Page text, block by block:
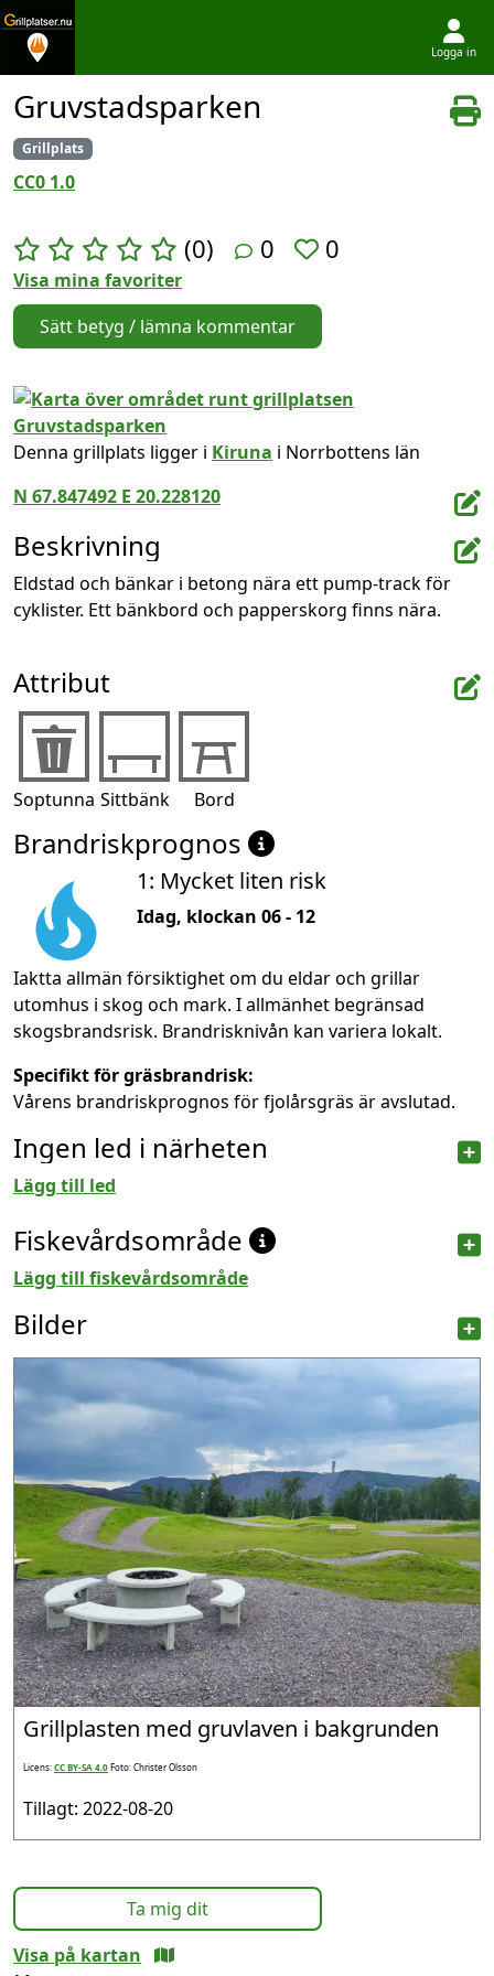
Logga in
Gruvstadsparken
Grillplats
CC0 1.0
(0) 0 0
Visa mina favoriter
Sätt betyg / lämna kommentar
Denna grillplats ligger i Kiruna i Norrbottens län
N 67.847492 E 20.228120
Beskrivning
Eldstad och bänkar i betong nära ett pump-track för
cyklister. Ett bänkbord och papperskorg finns nära.
Attribut
Soptunna Sittbänk Bord
Brandriskprognos
1: Mycket liten risk
Idag, klockan 06 - 12
Iaktta allmän försiktighet om du eldar och grillar
utomhus i skog och mark. I allmänhet begränsad
skogsbrandsrisk. Brandrisknivån kan variera lokalt.
Specifikt för gräsbrandrisk:
Vårens brandriskprognos för fjolårsgräs är avslutad.
Ingen led i närheten
Lägg till led
Fiskevårdsområde
Lägg till fiskevårdsområde
Bilder
Grillplasten med gruvlaven i bakgrunden
Licens:CC BY-SA 4.0Foto: Christer Olsson
Tillagt: 2022-08-20
Ta mig dit
Visa på kartan